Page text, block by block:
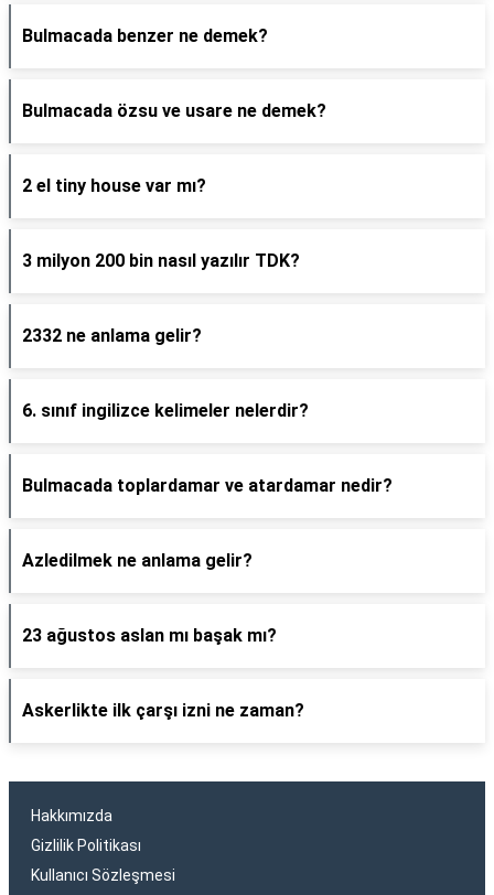
Bulmacada benzer ne demek?
Bulmacada özsu ve usare ne demek?
2 el tiny house var mı?
3 milyon 200 bin nasıl yazılır TDK?
2332 ne anlama gelir?
6. sınıf ingilizce kelimeler nelerdir?
Bulmacada toplardamar ve atardamar nedir?
Azledilmek ne anlama gelir?
23 ağustos aslan mı başak mı?
Askerlikte ilk çarşı izni ne zaman?
Hakkımızda
Gizlilik Politikası
Kullanıcı Sözleşmesi